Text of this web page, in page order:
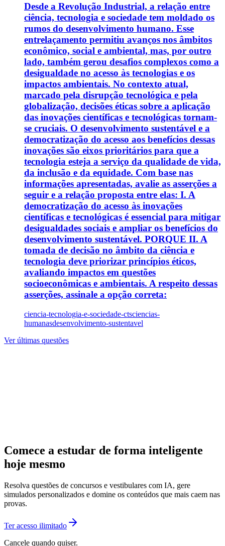
Desde a Revolução Industrial, a relação entre
ciência, tecnologia e sociedade tem moldado os
rumos do desenvolvimento humano. Esse
entrelaçamento permitiu avanços nos âmbitos
econômico, social e ambiental, mas, por outro
lado, também gerou desafios complexos como a
desigualdade no acesso às tecnologias e os
impactos ambientais. No contexto atual,
marcado pela disrupção tecnológica e pela
globalização, decisões éticas sobre a aplicação
das inovações científicas e tecnológicas tornam-
se cruciais. O desenvolvimento sustentável e a
democratização do acesso aos benefícios dessas
inovações são eixos prioritários para que a
tecnologia esteja a serviço da qualidade de vida,
da inclusão e da equidade. Com base nas
informações apresentadas, avalie as asserções a
seguir e a relação proposta entre elas: I. A
democratização do acesso às inovações
científicas e tecnológicas é essencial para mitigar
desigualdades sociais e ampliar os benefícios do
desenvolvimento sustentável. PORQUE II. A
tomada de decisão no âmbito da ciência e
tecnologia deve priorizar princípios éticos,
avaliando impactos em questões
socioeconômicas e ambientais. A respeito dessas
asserções, assinale a opção correta:
ciencia-tecnologia-e-sociedade-ctsciencias-
humanasdesenvolvimento-sustentavel
Ver últimas questões
Comece a estudar de forma inteligente
hoje mesmo
Resolva questões de concursos e vestibulares com IA, gere
simulados personalizados e domine os conteúdos que mais caem nas
provas.
Ter acesso ilimitado
Cancele quando quiser.